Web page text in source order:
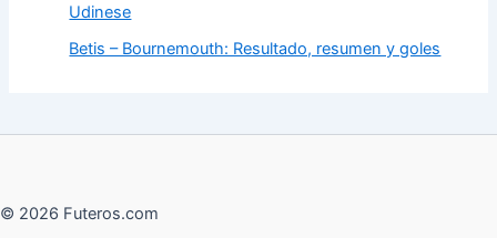
Udinese
Betis – Bournemouth: Resultado, resumen y goles
© 2026 Futeros.com